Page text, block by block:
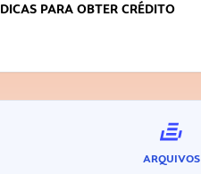
DICAS PARA OBTER CRÉDITO
ARQUIVOS